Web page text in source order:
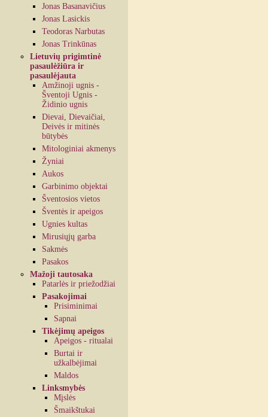
Jonas Basanavičius
Jonas Lasickis
Teodoras Narbutas
Jonas Trinkūnas
Lietuvių prigimtinė
pasaulėžiūra ir
pasaulėjauta
Amžinoji ugnis -
Šventoji Ugnis -
Židinio ugnis
Dievai, Dievaičiai,
Deivės ir mitinės
būtybės
Mitologiniai akmenys
Žyniai
Aukos
Garbinimo objektai
Šventosios vietos
Šventės ir apeigos
Ugnies kultas
Mirusiųjų garba
Sakmės
Pasakos
Mažoji tautosaka
Patarlės ir priežodžiai
Pasakojimai
Prisiminimai
Sapnai
Tikėjimų apeigos
Apeigos - ritualai
Burtai ir
užkalbėjimai
Maldos
Linksmybės
Mįslės
Šmaikštukai